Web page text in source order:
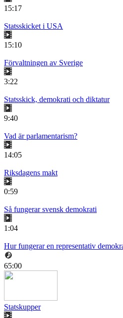
15:17
Statsskicket i USA
15:10
Förvaltningen av Sverige
3:22
Statsskick, demokrati och diktatur
9:40
Vad är parlamentarism?
14:05
Riksdagens makt
0:59
Så fungerar svensk demokrati
1:04
Hur fungerar en representativ
65:00
Statskupper